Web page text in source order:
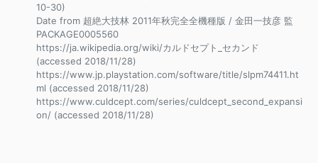
10-30)
Date from 超絶大技林 2011年秋完全全機種版 / 金田一技彦 監
PACKAGE0005560
https://ja.wikipedia.org/wiki/カルドセプト_セカンド
(accessed 2018/11/28)
https://www.jp.playstation.com/software/title/slpm74411.ht
ml (accessed 2018/11/28)
https://www.culdcept.com/series/culdcept_second_expansi
on/ (accessed 2018/11/28)